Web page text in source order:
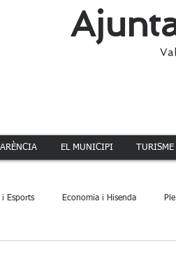
EL MUNICIPI TURISME
i Esports Economia i Hisenda